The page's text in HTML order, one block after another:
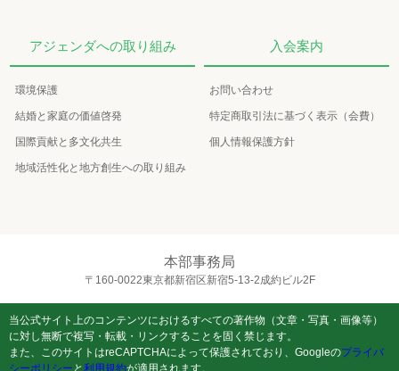
アジェンダへの取り組み
環境保護
結婚と家庭の価値啓発
国際貢献と多文化共生
地域活性化と地方創生への取り組み
入会案内
お問い合わせ
特定商取引法に基づく表示（会費）
個人情報保護方針
本部事務局
〒160-0022東京都新宿区新宿5-13-2成約ビル2F
当公式サイト上のコンテンツにおけるすべての著作物（文章・写真・画像等）
に対し無断で複写・転載・リンクすることを固く禁じます。
また、このサイトはreCAPTCHAによって保護されており、Googleのプライバ
シーポリシー と 利用規約が適用されます。